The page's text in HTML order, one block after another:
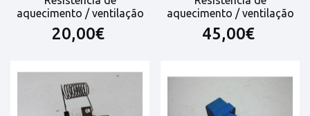
aquecimento / ventilação
20,00€
aquecimento / ventilação
45,00€